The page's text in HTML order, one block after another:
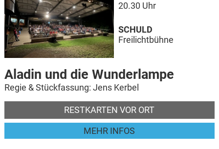
20.30 Uhr
Aladin und die Wunderlampe
Regie & Stückfassung: Jens Kerbel
RESTKARTEN VOR ORT
MEHR INFOS
SCHULD
Freilichtbühne